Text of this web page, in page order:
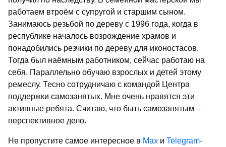
работаем втроём с супругой и старшим сыном.
Занимаюсь резьбой по дереву с 1996 года, когда в
республике началось возрождение храмов и
понадобились резчики по дереву для иконостасов.
Тогда был наёмным работником, сейчас работаю на
себя. Параллельно обучаю взрос­лых и детей этому
ремеслу. Тесно сотрудничаю с командой Центра
поддержки самозанятых. Мне очень нравятся эти
активные ребята. Считаю, что быть самозанятым –
перспективное дело.
Не пропустите самое интересное в Max и Telegram-